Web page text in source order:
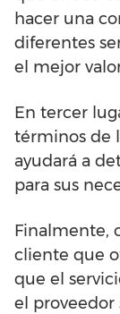
hacer una
diferentes
el mejor
En tercer
términos de
ayudará a
para sus
Finalmente,
cliente que
que el
el